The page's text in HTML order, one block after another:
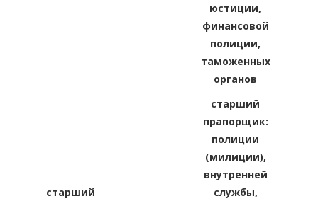
юстиции,
финансовой
полиции,
таможенных
органов
старший
старший
прапорщик:
полиции
(милиции),
внутренней
службы,